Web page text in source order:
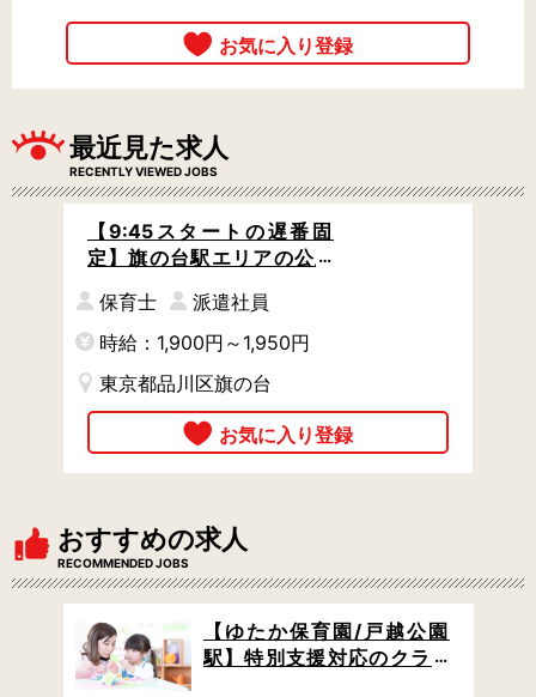
最近見た求人
RECENTLY VIEWED JOBS
【9:45スタートの遅番固
定】旗の台駅エリアの公立
保育に集中できる◎ / 駅チカ
徒歩3分 / 土日祝休み
保育士
派遣社員
時給：1,900円～1,950円
東京都品川区旗の台
おすすめの求人
RECOMMENDED JOBS
【ゆたか保育園/戸越公園
駅】特別支援対応のクラス